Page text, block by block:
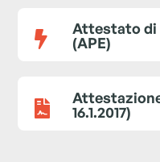

Attestato di
(APE)

16.1.2017)